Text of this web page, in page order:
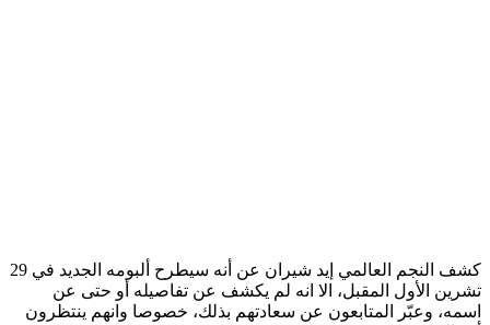
كشف النجم العالمي ​إيد شيران​ عن أنه سيطرح ألبومه الجديد في 29
تشرين الأول المقبل، الا انه لم يكشف عن تفاصيله أو حتى عن
اسمه، وعبّر المتابعون عن سعادتهم بذلك، خصوصا وانهم ينتظرون